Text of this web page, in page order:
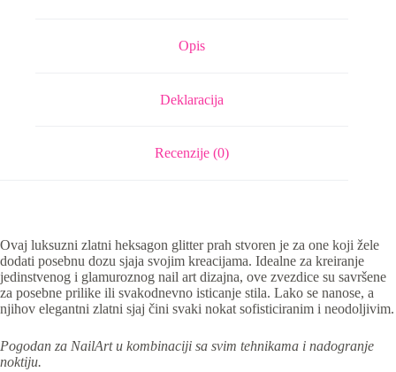
Opis
Deklaracija
Recenzije (0)
Ovaj luksuzni zlatni heksagon glitter prah stvoren je za one koji žele
dodati posebnu dozu sjaja svojim kreacijama. Idealne za kreiranje
jedinstvenog i glamuroznog nail art dizajna, ove zvezdice su savršene
za posebne prilike ili svakodnevno isticanje stila. Lako se nanose, a
njihov elegantni zlatni sjaj čini svaki nokat sofisticiranim i neodoljivim.
Pogodan za NailArt u kombinaciji sa svim tehnikama i nadogranje
noktiju.